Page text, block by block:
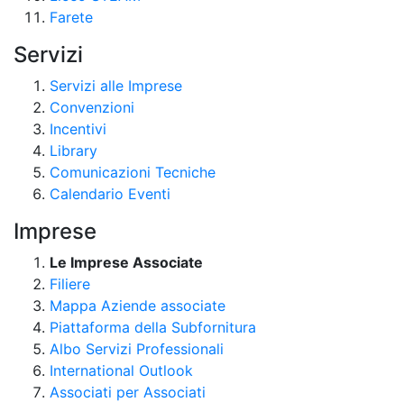
Farete
Servizi
Servizi alle Imprese
Convenzioni
Incentivi
Library
Comunicazioni Tecniche
Calendario Eventi
Imprese
Le Imprese Associate
Filiere
Mappa Aziende associate
Piattaforma della Subfornitura
Albo Servizi Professionali
International Outlook
Associati per Associati